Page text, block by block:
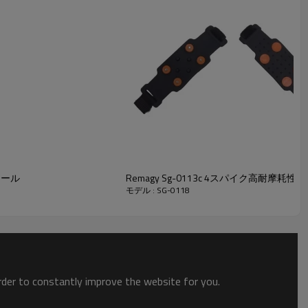
ル Remagy Sg-0113c 4スパイク高耐摩耗性
モデル : SG-0118
to constantly improve the website for you.